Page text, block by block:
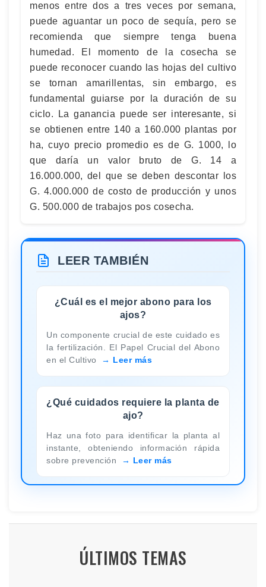
menos entre dos a tres veces por semana,
puede aguantar un poco de sequía, pero se
recomienda que siempre tenga buena
humedad. El momento de la cosecha se
puede reconocer cuando las hojas del cultivo
se tornan amarillentas, sin embargo, es
fundamental guiarse por la duración de su
ciclo. La ganancia puede ser interesante, si
se obtienen entre 140 a 160.000 plantas por
ha, cuyo precio promedio es de G. 1000, lo
que daría un valor bruto de G. 14 a
16.000.000, del que se deben descontar los
G. 4.000.000 de costo de producción y unos
G. 500.000 de trabajos pos cosecha.
LEER TAMBIÉN
¿Cuál es el mejor abono para los
ajos?
Un componente crucial de este cuidado es
la fertilización. El Papel Crucial del Abono
en el Cultivo
Leer más
¿Qué cuidados requiere la planta de
ajo?
Haz una foto para identificar la planta al
instante, obteniendo información rápida
sobre prevención
Leer más
ÚLTIMOS TEMAS